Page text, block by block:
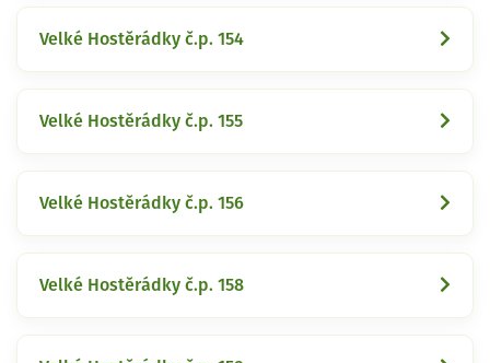
Velké Hostěrádky č.p. 154
Velké Hostěrádky č.p. 155
Velké Hostěrádky č.p. 156
Velké Hostěrádky č.p. 158